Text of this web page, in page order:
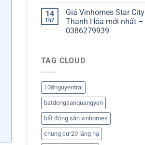
14
Th7
Giá Vinhomes Star City
Thanh Hóa mới nhất –
0386279939
TAG CLOUD
108nguyentrai
batdongsanquangyen
bất động sản vinhomes
chung cư 29 láng hạ